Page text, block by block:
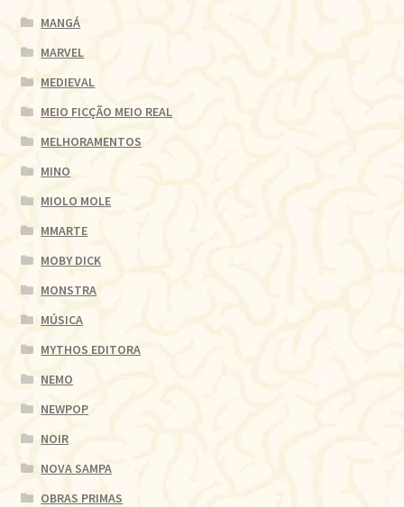
MANGÁ
MARVEL
MEDIEVAL
MEIO FICÇÃO MEIO REAL
MELHORAMENTOS
MINO
MIOLO MOLE
MMARTE
MOBY DICK
MONSTRA
MÚSICA
MYTHOS EDITORA
NEMO
NEWPOP
NOIR
NOVA SAMPA
OBRAS PRIMAS